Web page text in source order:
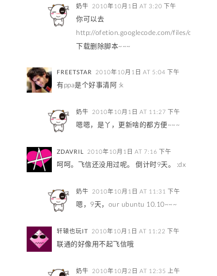
奶牛 2010年10月1日 AT 3:20 下午
你可以去
http://ofetion.googlecode.com/files/
下载删除脚本~~~
FREETSTAR 2010年10月1日 AT 5:04 下午
有ppa是个好事清阿 :k
奶牛 2010年10月1日 AT 11:27 下午
嗯嗯，是丫，更新啥的都方便~~~
ZDAVRIL 2010年10月1日 AT 7:16 下午
呵呵。飞信还没用过呢。 倒计时9天。 :dx
奶牛 2010年10月1日 AT 11:31 下午
嗯，9天，our ubuntu 10.10~~~
轩辕也玩IT 2010年10月1日 AT 11:22 下午
联通的好像用不起飞信哦
奶牛 2010年10月2日 AT 12:35 上午